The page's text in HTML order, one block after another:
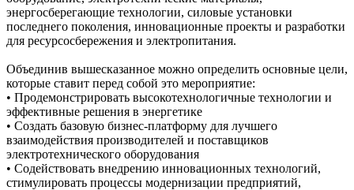
энергосберегающие технологии, силовые установки
последнего поколения, инновационные проекты и разработки
для ресурсосбережения и электропитания.
Объединив вышесказанное можно определить основные цели,
которые ставит перед собой это мероприятие:
• Продемонстрировать высокотехнологичные технологии и
эффективные решения в энергетике
• Создать базовую бизнес-платформу для лучшего
взаимодействия производителей и поставщиков
электротехнического оборудования
• Содействовать внедрению инновационных технологий,
стимулировать процессы модернизации предприятий,